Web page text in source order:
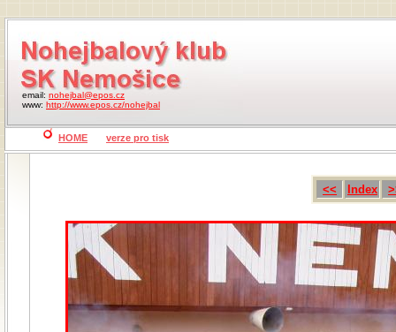
email: nohejbal@epos.cz
www: http://www.epos.cz/nohejbal
HOME verze pro tisk
<< Index